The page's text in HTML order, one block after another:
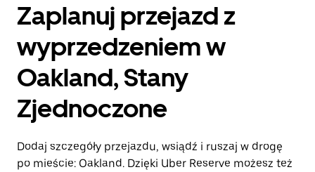
Zaplanuj przejazd z
wyprzedzeniem w
Oakland, Stany
Zjednoczone
Dodaj szczegóły przejazdu, wsiądź i ruszaj w drogę
po mieście: Oakland. Dzięki Uber Reserve możesz też